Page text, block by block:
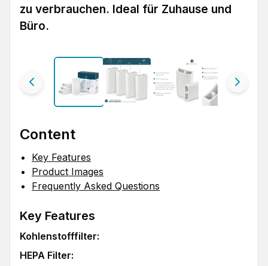
zu verbrauchen. Ideal für Zuhause und
Büro.
Content
Key Features
Product Images
Frequently Asked Questions
Key Features
Kohlenstofffilter:
HEPA Filter: